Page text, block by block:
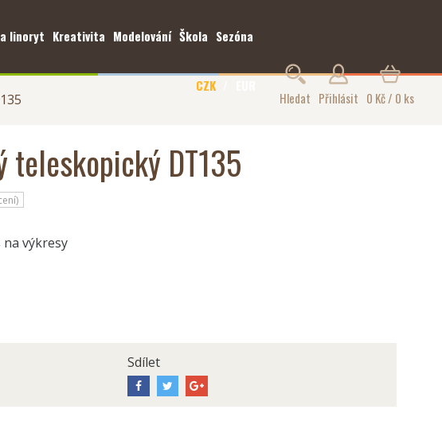
linoryt Kreativita Modelování Škola Sezóna
CZK
Hledat Přihlásit 0 Kč / 0 ks
teleskopický DT135
výkresy
Sdílet